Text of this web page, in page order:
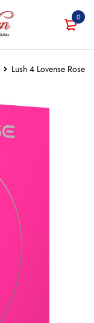
0
Lush 4 Lovense Rose